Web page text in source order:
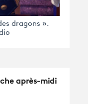
dragons ».
après-midi